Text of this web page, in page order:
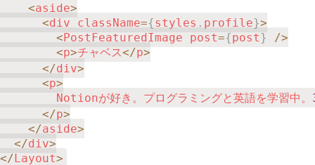
<aside>
<div className={styles . profile}>
<PostFeaturedImage post={post } />
<p>チャベス</p>
</div>
<p>
        Notionが好き。プログラミングと英語を学習中。
</p>
</aside>
</div>
</Layout>